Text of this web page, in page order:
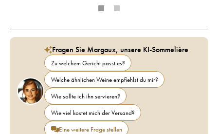
Fragen Sie Margaux, unsere KI-Sommelière
Zu welchem Gericht passt es?
Welche ähnlichen Weine empfiehlst du mir?
Wie sollte ich ihn servieren?
Wie viel kostet mich der Versand?
Eine weitere Frage stellen